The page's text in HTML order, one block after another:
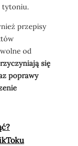
tytoniu.
przepisy
od
się
poprawy